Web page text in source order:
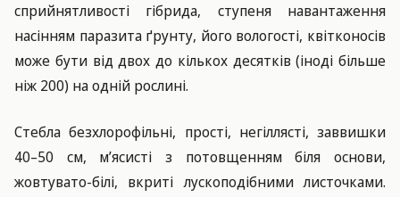
сприйнятливості гібрида, ступеня навантаження
насінням паразита ґрунту, його вологості, квітконосів
може бути від двох до кількох десятків (іноді більше
ніж 200) на одній рослині.
Стебла безхлорофільні, прості, негіллясті, заввишки
40–50 см, м’ясисті з потовщенням біля основи,
жовтувато-білі, вкриті лускоподібними листочками.